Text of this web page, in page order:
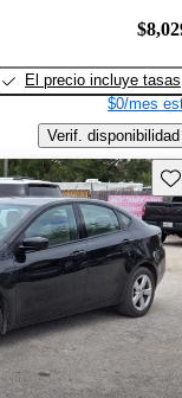
El precio incluye tasas
$0/mes
Verif. disponibilidad